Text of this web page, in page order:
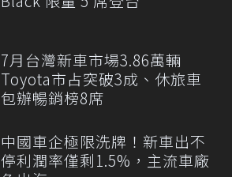
7月台灣新車市場3.86萬輛
Toyota市占突破3成、休旅車
包辦暢銷榜8席
中國車企極限洗牌！新車出不
停利潤率僅剩1.5%，主流車廠